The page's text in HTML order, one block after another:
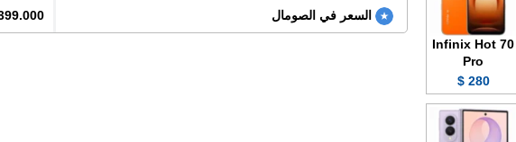
السعر في الصومال 399.000
Infinix Hot 70
Pro
280 $